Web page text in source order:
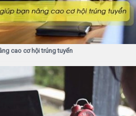
cao cơ hội trúng tuyển